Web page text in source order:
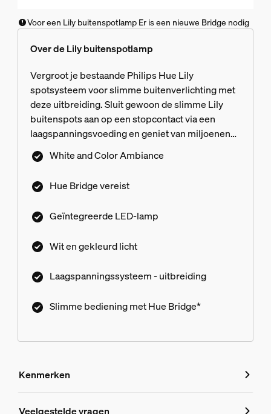
4
beoordelingen
Voor een Lily buitenspotlamp Er is een nieuwe Bridge nodig
Over de Lily buitenspotlamp
Vergroot je bestaande Philips Hue Lily
spotsysteem voor slimme buitenverlichting met
deze uitbreiding. Sluit gewoon de slimme Lily
buitenspots aan op een stopcontact via een
laagspanningsvoeding en geniet van miljoenen
tinten wit of gekleurd licht in je achtertuin.
Voeding niet inbegrepen.
White and Color Ambiance
Hue Bridge vereist
Geïntegreerde LED-lamp
Wit en gekleurd licht
Laagspanningssysteem - uitbreiding
Slimme bediening met Hue Bridge*
Kenmerken
Kenmerken
Veelgestelde vragen